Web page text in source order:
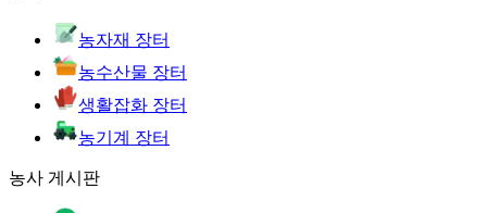
농자재 장터
농수산물 장터
생활잡화 장터
농기계 장터
농사 게시판